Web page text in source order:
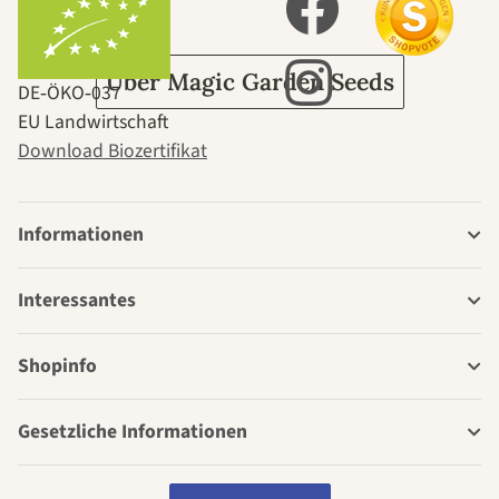
Über Magic Garden Seeds
DE‑ÖKO‑037
EU Landwirtschaft
Download Biozertifikat
Informationen
Interessantes
Shopinfo
Gesetzliche Informationen